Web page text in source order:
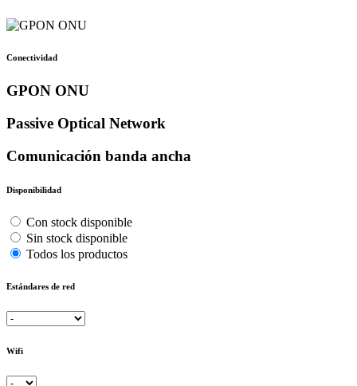
Conectividad
GPON ONU
Passive Optical Network
Comunicación banda ancha
Disponibilidad
Con stock disponible
Sin stock disponible
Todos los productos
Estándares de red
Wifi